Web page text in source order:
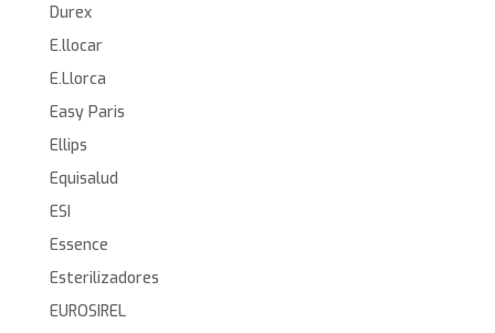
Durex
E.llocar
E.Llorca
Easy Paris
Ellips
Equisalud
ESI
Essence
Esterilizadores
EUROSIREL